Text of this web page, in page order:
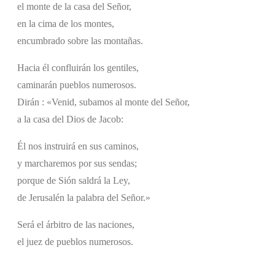
el monte de la casa del Señor,
en la cima de los montes,
encumbrado sobre las montañas.
Hacia él confluirán los gentiles,
caminarán pueblos numerosos.
Dirán : «Venid, subamos al monte del Señor,
a la casa del Dios de Jacob:
Él nos instruirá en sus caminos,
y marcharemos por sus sendas;
porque de Sión saldrá la Ley,
de Jerusalén la palabra del Señor.»
Será el árbitro de las naciones,
el juez de pueblos numerosos.